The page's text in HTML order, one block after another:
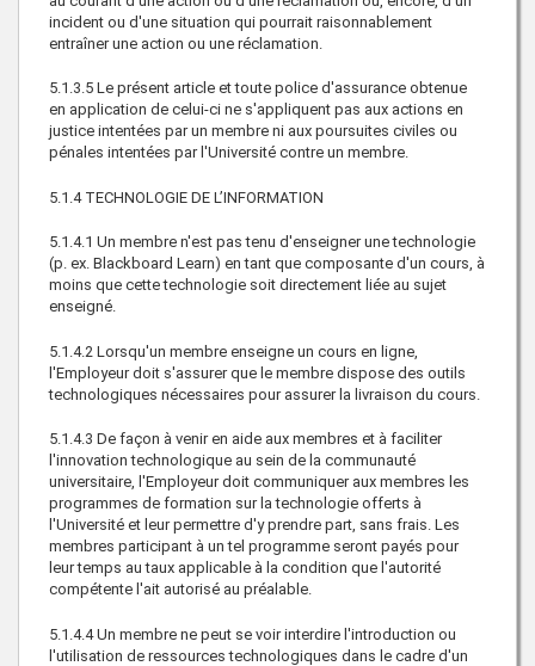
incident ou d'une situation qui pourrait raisonnablement
entraîner une action ou une réclamation.
5.1.3.5 Le présent article et toute police d'assurance obtenue
en application de celui-ci ne s'appliquent pas aux actions en
justice intentées par un membre ni aux poursuites civiles ou
pénales intentées par l'Université contre un membre.
5.1.4 TECHNOLOGIE DE L’INFORMATION
5.1.4.1 Un membre n'est pas tenu d'enseigner une technologie
(p. ex. Blackboard Learn) en tant que composante d'un cours, à
moins que cette technologie soit directement liée au sujet
enseigné.
5.1.4.2 Lorsqu'un membre enseigne un cours en ligne,
l'Employeur doit s'assurer que le membre dispose des outils
technologiques nécessaires pour assurer la livraison du cours.
5.1.4.3 De façon à venir en aide aux membres et à faciliter
l'innovation technologique au sein de la communauté
universitaire, l'Employeur doit communiquer aux membres les
programmes de formation sur la technologie offerts à
l'Université et leur permettre d'y prendre part, sans frais. Les
membres participant à un tel programme seront payés pour
leur temps au taux applicable à la condition que l'autorité
compétente l'ait autorisé au préalable.
5.1.4.4 Un membre ne peut se voir interdire l'introduction ou
l'utilisation de ressources technologiques dans le cadre d'un